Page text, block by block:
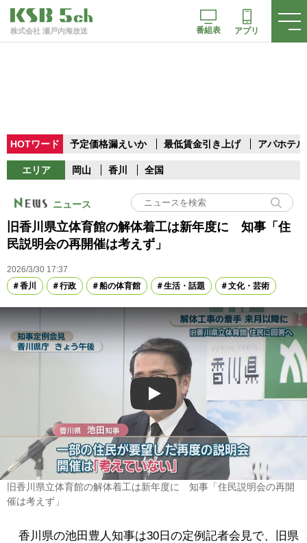
株式会社 瀬戸内海放送 番組表 アプリ
HOTワード 予定価格漏えいか 最低賃金引き上げ アパホテル
エリア 岡山 香川 全国
ニュース
旧香川県立体育館の解体着工は新年度に 知事「住
民説明会の再開催は考えず」
2026/3/30 17:37
香川
行政 船の体育館 生活・話題 文化・芸術
Play
旧香川県立体育館の解体着工は新年度に 知事「住民説明会の再開
催は考えず」
香川県の池田豊人知事は30日の定例記者会見で、旧県